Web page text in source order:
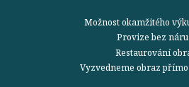
Možnost okamžitého
Provize bez
Restaurování
Vyzvedneme obraz